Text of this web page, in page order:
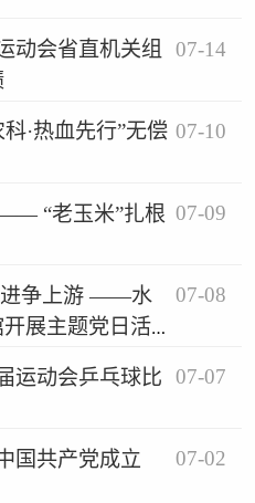
动会省直机关组
07-14
·热血先行”无偿 07-10
“老玉米”扎根 07-09
进争上游 ——水
展主题党日活
07-08
运动会乒乓球比
07-07
国共产党成立
07-02